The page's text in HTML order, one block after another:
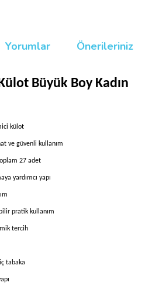
Yorumlar Önerileriniz
Büyük Boy Kadın
külot
ve güvenli kullanım
27 adet
yardımcı yapı
pratik kullanım
tercih
tabaka